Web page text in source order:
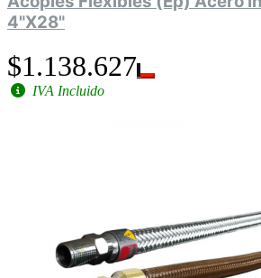
4"X28"
$1.138.627
IVA Incluido